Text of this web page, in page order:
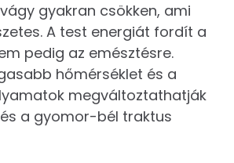
gyakran csökken, ami
A test energiát fordít a
pedig az emésztésre.
hőmérséklet és a
megváltoztathatják
a gyomor-bél traktus